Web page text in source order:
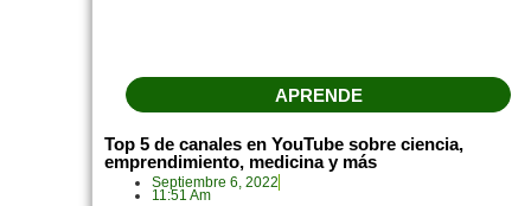
APRENDE
Top 5 de canales en YouTube sobre ciencia,
emprendimiento, medicina y más
Septiembre 6, 2022
11:51 Am